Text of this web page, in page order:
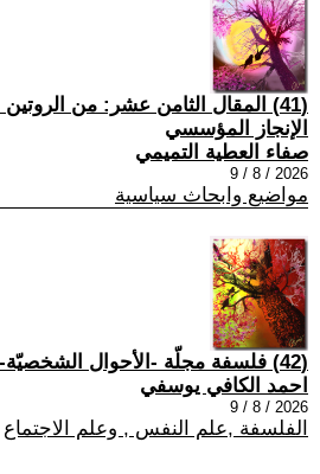
(41) المقال الثامن عشر: من
الإنجاز المؤسسي
صفاء العطية التميمي
2026 / 8 / 9
مواضيع وابحاث سياسية
(42) فلسفة مجلّة -الأحوال الشخصيّة-
احمد الكافي يوسفي
2026 / 8 / 9
الفلسفة ,علم النفس , وعلم الاجتماع